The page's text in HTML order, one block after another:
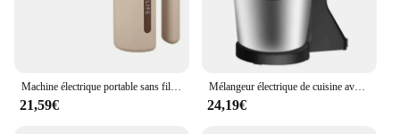
21,59€
Mélangeur électrique de cuisine avec support, robot culinaire, fouet à œufs, crème, gâteau, pâte, pétrin, mousseur à lait, 110V, 220V
24,19€